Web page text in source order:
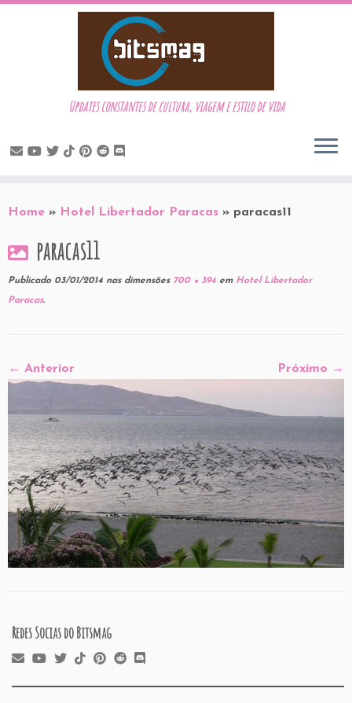
to
Updates constantes de cultura, viagem e estilo de vida
Home » Hotel Libertador Paracas » paracas11
paracas11
Publicado 03/01/2014 nas dimensões700 × 394 emHotel Libertador
Paracas.
← Anterior Próximo →
Redes Socias do Bitsmag